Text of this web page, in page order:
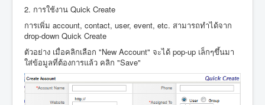
2. การใช้งาน Quick Create
การเพิ่ม account, contact, user, event, etc. สามารถทำได้จาก
drop-down Quick Create
ตัวอย่าง เมื่อคลิกเลือก "New Account" จะได้ pop-up เล็กๆขึ้นมา
ใส่ข้อมูลที่ต้องการแล้ว คลิก "Save"